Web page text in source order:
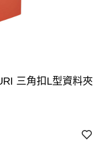
三角扣L型資料夾